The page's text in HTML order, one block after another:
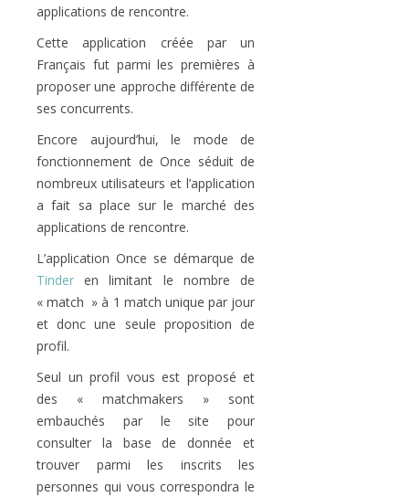
applications de rencontre.
Cette application créée par un
Français fut parmi les premières à
proposer une approche différente de
ses concurrents.
Encore aujourd’hui, le mode de
fonctionnement de Once séduit de
nombreux utilisateurs et l’application
a fait sa place sur le marché des
applications de rencontre.
L’application Once se démarque de
Tinder en limitant le nombre de
« match » à 1 match unique par jour
et donc une seule proposition de
profil.
Seul un profil vous est proposé et
des « matchmakers » sont
embauchés par le site pour
consulter la base de donnée et
trouver parmi les inscrits les
personnes qui vous correspondra le